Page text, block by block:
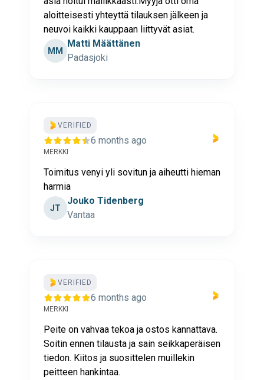
aloitteisesti yhteyttä tilauksen jälkeen ja
neuvoi kaikki kauppaan liittyvät asiat.
MM
Matti Määttänen
Padasjoki
VERIFIED
6 months ago
MERKKI
Toimitus venyi yli sovitun ja aiheutti hieman
harmia
JT
Jouko Tidenberg
Vantaa
VERIFIED
6 months ago
MERKKI
Peite on vahvaa tekoa ja ostos kannattava.
Soitin ennen tilausta ja sain seikkaperäisen
tiedon. Kiitos ja suosittelen muillekin
peitteen hankintaa.